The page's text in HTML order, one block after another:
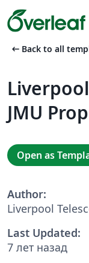
arrow_left_alt Back to all
JMU
Open as
Author:
Liverpool
Last Updated:
7 лет назад